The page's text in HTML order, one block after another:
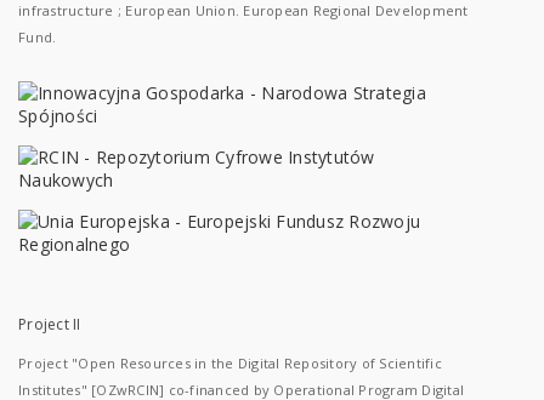
infrastructure ; European Union. European Regional Development
Fund.
Project II
Project "Open Resources in the Digital Repository of Scientific
Institutes" [OZwRCIN] co-financed by Operational Program Digital